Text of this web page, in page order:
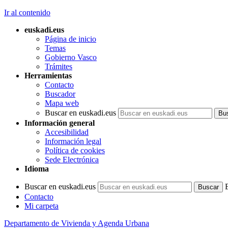
Ir al contenido
euskadi.eus
Página de inicio
Temas
Gobierno Vasco
Trámites
Herramientas
Contacto
Buscador
Mapa web
Buscar en euskadi.eus
Información general
Accesibilidad
Información legal
Política de cookies
Sede Electrónica
Idioma
Buscar en euskadi.eus
Contacto
Mi carpeta
Departamento de Vivienda y Agenda Urbana